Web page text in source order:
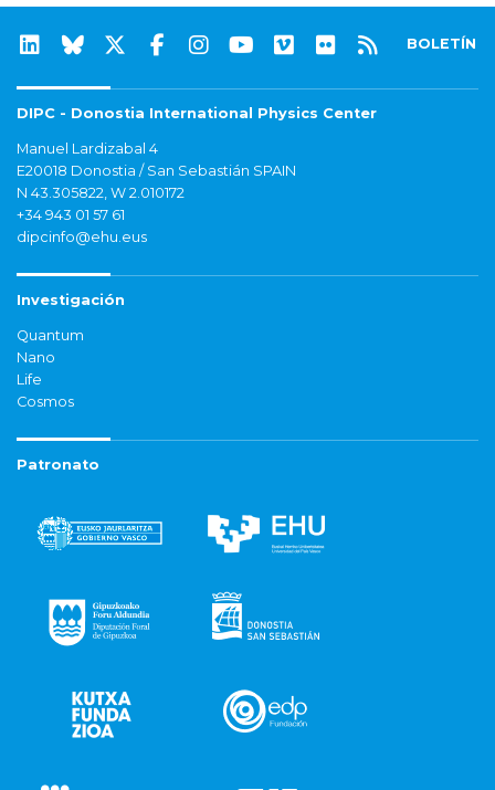
BOLETÍN
DIPC - Donostia International Physics Center
Manuel Lardizabal 4
E20018 Donostia / San Sebastián SPAIN
N 43.305822, W 2.010172
+34 943 01 57 61
dipcinfo@ehu.eus
Investigación
Quantum
Nano
Life
Cosmos
Patronato